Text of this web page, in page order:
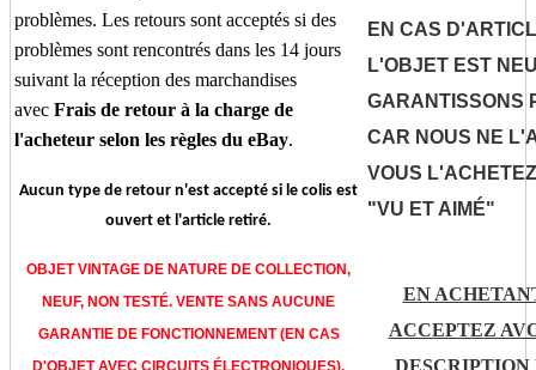
problèmes. Les retours sont acceptés si des
problèmes sont rencontrés dans les 14 jours
suivant la réception des marchandises
avec Frais de retour à la charge de
l'acheteur selon les règles du eBay.
Aucun type de retour n'est accepté si le colis est
ouvert et l'article retiré.
OBJET VINTAGE DE NATURE DE COLLECTION,
NEUF, NON TESTÉ. VENTE SANS AUCUNE
GARANTIE DE FONCTIONNEMENT (EN CAS
D'OBJET AVEC CIRCUITS ÉLECTRONIQUES).
EN CAS
L'OBJET EST
GARANTISSONS
CAR NOUS NE
VOUS
"VU ET AIMÉ"
EN
ACCEPTEZ
DESCRIPTION